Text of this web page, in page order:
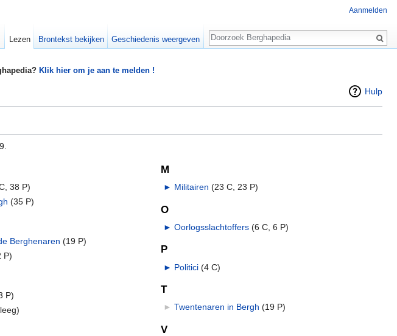
Klik hier om je aan te melden !
Hulp
38 P)
‎(35 P)
Berghenaren ‎(19 P)
P)
P)
M
► Militairen (23 C, 23 P)
O
► Oorlogsslachtoffers‎ (6 C, 6 P)
P
► Politici‎ (4 C)
T
► Twentenaren in Bergh (19 P)
V
Aanmelden
Lezen Brontekst bekijken Geschiedenis weergeven
Zoeken